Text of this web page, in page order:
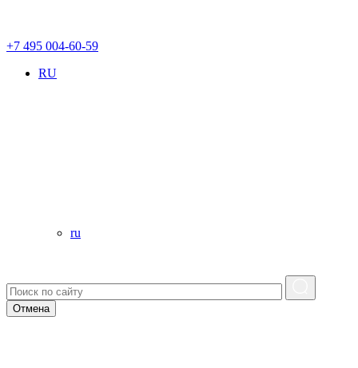
+7 495 004-60-59
RU
ru
Отмена